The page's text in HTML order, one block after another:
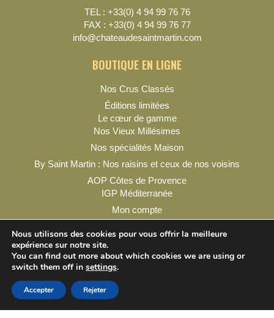
TEL : +33(0) 4 94 99 76 76
FAX : +33(0) 4 94 99 76 77
info@chateaudesaintmartin.com
BOUTIQUE EN LIGNE
Nos Crus Classés
Éditions limitées
Le cœur de gamme
Nos Vieux Millésimes
Nos spécialités Maison
By Saint Martin : Nos raisins et ceux de nos voisins
AOP Côtes de Provence
IGP Méditerranée
Mon compte
Mentions légales
Conditions générales de vente
Contact & infos pratiques
Nous utilisons des cookies pour vous offrir la meilleure
expérience sur notre site.
You can find out more about which cookies we are using or
switch them off in settings.
Accepter Rejeter